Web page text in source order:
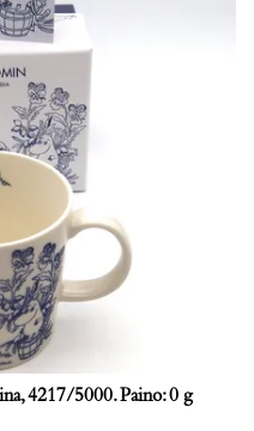
4217/5000. Paino: 0 g